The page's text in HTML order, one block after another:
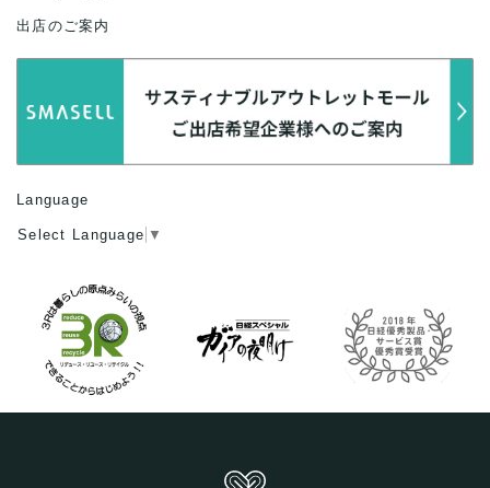
出店のご案内
Language
Select Language ▼